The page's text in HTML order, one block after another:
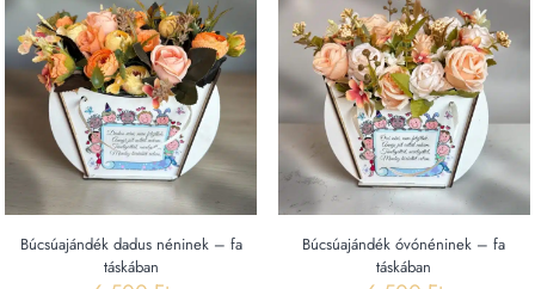
Búcsúajándék dadus néninek – fa
táskában
Búcsúajándék óvónéninek – fa
táskában